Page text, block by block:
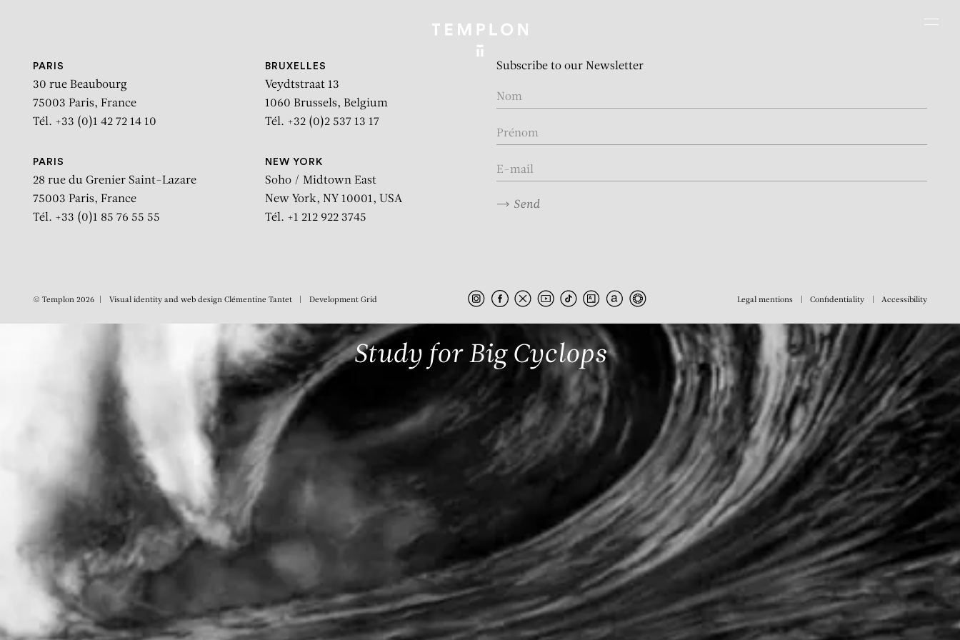
Study for Big Cyclops
PARIS
30 rue Beaubourg
75003 Paris, France
Tél. +33 (0)1 42 72 14 10
BRUXELLES
Veydtstraat 13
1060 Brussels, Belgium
Tél. +32 (0)2 537 13 17
PARIS
28 rue du Grenier Saint-Lazare
75003 Paris, France
Tél. +33 (0)1 85 76 55 55
NEW YORK
Soho / Midtown East
New York, NY 10001, USA
Tél. +1 212 922 3745
Subscribe to our Newsletter
Send
© Templon 2026 Visual identity and web design Clémentine Tantet Development Grid Legal mentions Confidentiality Accessibility